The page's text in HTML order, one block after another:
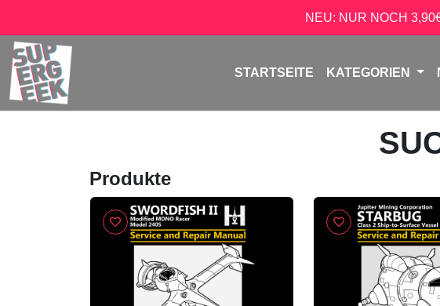
NEU: NUR NOCH
STARTSEITE KATEGORIEN
Produkte